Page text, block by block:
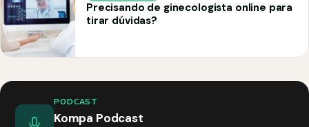
Precisando de ginecologista online para
tirar dúvidas?
PODCAST
Kompa Podcast